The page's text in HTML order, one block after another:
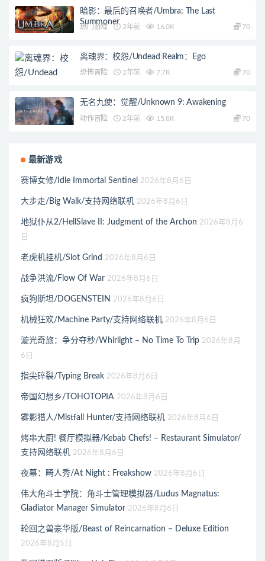
暗影：最后的召唤者/Umbra: The Last
Summoner
热门游戏 2年前 16.0K 70
离魂界：校怨/Undead Realm：Ego
恐怖冒险 2年前 7.7K 70
无名九使：觉醒/Unknown 9: Awakening
动作冒险 2年前 15.8K 70
最新游戏
赛博女修/Idle Immortal Sentinel 2026年8月6日
大步走/Big Walk/支持网络联机 2026年8月6日
地狱仆从2/HellSlave II: Judgment of the Archon 2026年8月6
日
老虎机挂机/Slot Grind 2026年8月6日
战争洪流/Flow Of War 2026年8月6日
疯狗斯坦/DOGENSTEIN 2026年8月6日
机械狂欢/Machine Party/支持网络联机 2026年8月6日
漩光奇旅：争分夺秒/Whirlight – No Time To Trip 2026年8月
6日
指尖碎裂/Typing Break 2026年8月6日
帝国幻想乡/TOHOTOPIA 2026年8月6日
雾影猎人/Mistfall Hunter/支持网络联机 2026年8月6日
烤串大厨! 餐厅模拟器/Kebab Chefs! – Restaurant Simulator/
支持网络联机 2026年8月6日
夜幕：畸人秀/At Night : Freakshow 2026年8月6日
伟大角斗士学院：角斗士管理模拟器/Ludus Magnatus:
Gladiator Manager Simulator 2026年8月6日
轮回之兽豪华版/Beast of Reincarnation – Deluxe Edition
2026年8月5日